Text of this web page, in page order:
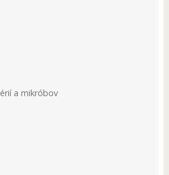
a mikróbov